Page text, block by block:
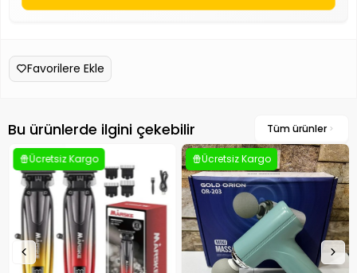
Favorilere Ekle
Bu ürünlerde ilgini çekebilir Tüm ürünler
Ücretsiz Kargo Ücretsiz Kargo